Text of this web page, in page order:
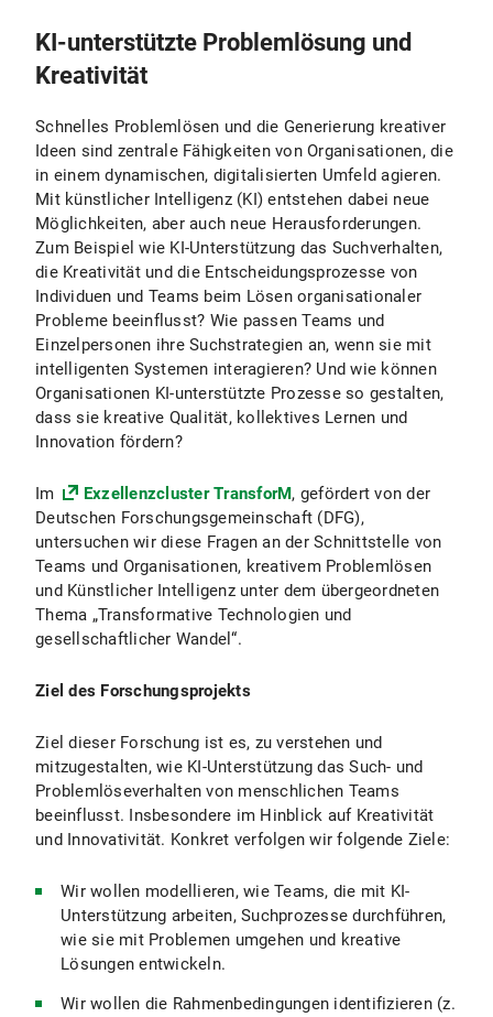
KI-unterstützte Problemlösung und
Kreativität
Schnelles Problemlösen und die Generierung kreativer
Ideen sind zentrale Fähigkeiten von Organisationen, die
in einem dynamischen, digitalisierten Umfeld agieren.
Mit künstlicher Intelligenz (KI) entstehen dabei neue
Möglichkeiten, aber auch neue Herausforderungen.
Zum Beispiel wie KI-Unterstützung das Suchverhalten,
die Kreativität und die Entscheidungsprozesse von
Individuen und Teams beim Lösen organisationaler
Probleme beeinflusst? Wie passen Teams und
Einzelpersonen ihre Suchstrategien an, wenn sie mit
intelligenten Systemen interagieren? Und wie können
Organisationen KI-unterstützte Prozesse so gestalten,
dass sie kreative Qualität, kollektives Lernen und
Innovation fördern?
Im Exzellenzcluster TransforM, gefördert von der
Deutschen Forschungsgemeinschaft (DFG),
untersuchen wir diese Fragen an der Schnittstelle von
Teams und Organisationen, kreativem Problemlösen
und Künstlicher Intelligenz unter dem übergeordneten
Thema „Transformative Technologien und
gesellschaftlicher Wandel“.
Ziel des Forschungsprojekts
Ziel dieser Forschung ist es, zu verstehen und
mitzugestalten, wie KI-Unterstützung das Such- und
Problemlöseverhalten von menschlichen Teams
beeinflusst. Insbesondere im Hinblick auf Kreativität
und Innovativität. Konkret verfolgen wir folgende Ziele:
Wir wollen modellieren, wie Teams, die mit KI-
Unterstützung arbeiten, Suchprozesse durchführen,
wie sie mit Problemen umgehen und kreative
Lösungen entwickeln.
Wir wollen die Rahmenbedingungen identifizieren (z.